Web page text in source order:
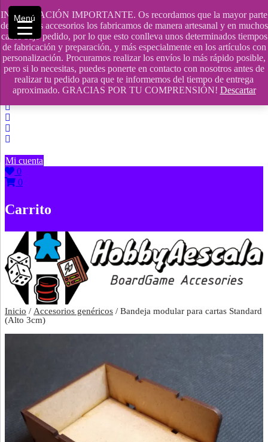
INFORMACIÓN IMPORTANTE. Os recordamos que la mayor parte
de nuestros accesorios los fabricamos de manera artesanal y en muchos
casos bajo pedido, por lo que esto conlleva unos determinados tiempos
de fabricación y preparación, y más especialmente en los artículos con
personalización. Procuramos realizar los envíos lo más rápido posible,
pero si lo necesitas, puedes ponerte en contacto con nosotros antes de
realizar tu pedido para que te informemos del tiempo de entrega
aproximado. GRACIAS POR TU COMPRENSIÓN! Descartar
Saltar
contenido
609241475 SOLO DE 10:00 a 14:00
info@hobbyaescala.com
San Fernando de Henares
10:00 - 14:00
Mi cuenta
0
0
Carrito
Inicio / Accesorios genéricos / Bandeja modular para cartas Standard
(Alto 3cm)
Menú